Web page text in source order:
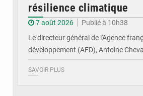
résilience climatique
7 août 2026
Publié à 10h38
Le directeur général de l'Agence
développement (AFD), Antoine
SAVOIR PLUS